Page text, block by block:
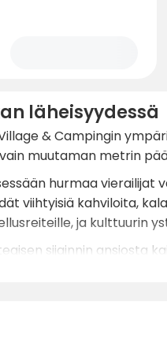
läheisyydessä
& Campingin
muutaman metrin
hurmaa vierailijat
viihtyisiä kahviloita,
ja kulttuurin
sijainnin ansiosta